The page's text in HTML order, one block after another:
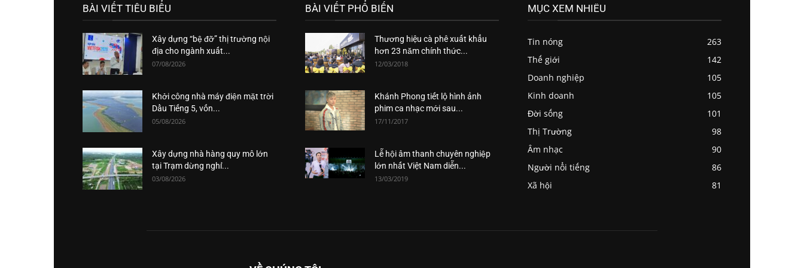
BÀI VIẾT TIÊU BIỂU
Xây dựng “bệ đỡ” thị trường nội
địa cho ngành xuất...
07/08/2026
Khởi công nhà máy điện mặt trời
Dầu Tiếng 5, vốn...
05/08/2026
Xây dựng nhà hàng quy mô lớn
tại Trạm dừng nghỉ...
03/08/2026
BÀI VIẾT PHỔ BIẾN
Thương hiệu cà phê xuất khẩu
hơn 23 năm chính thức...
12/03/2018
Khánh Phong tiết lộ hình ảnh
phim ca nhạc mới sau...
17/11/2017
Lễ hội âm thanh chuyên nghiệp
lớn nhất Việt Nam diễn...
13/03/2019
MỤC XEM NHIỀU
Tin nóng
263
Thế giới
142
Doanh nghiệp
105
Kinh doanh
105
Đời sống
101
Thị Trường
98
Âm nhạc
90
Người nổi tiếng
86
Xã hội
81